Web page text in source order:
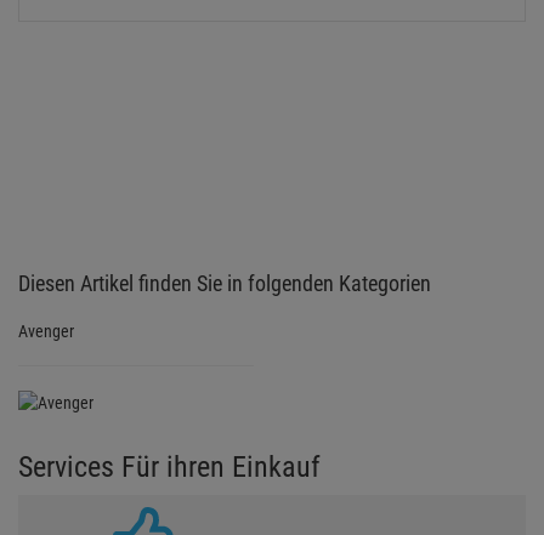
Diesen Artikel finden Sie in folgenden Kategorien
Avenger
Services Für ihren Einkauf